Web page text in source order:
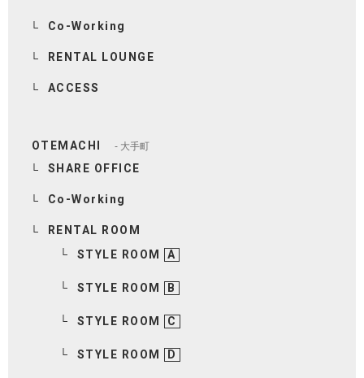
POPUP
Co-Working
RENTAL LOUNGE
ACCESS
OTEMACHI 大手町
SHARE OFFICE
Co-Working
RENTAL ROOM
STYLE ROOM A
STYLE ROOM B
STYLE ROOM C
STYLE ROOM D